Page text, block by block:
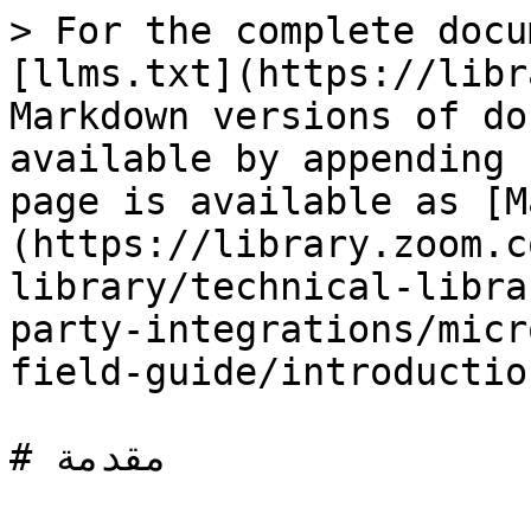
> For the complete
[llms.txt](https://
Markdown versions of
available by
page is available as
(https://
library/technical-
party-integrations/
field-guide/
# مقدمة